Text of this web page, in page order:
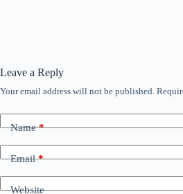
Leave a Reply
Your email address will not be published.
Name*
Email*
Website